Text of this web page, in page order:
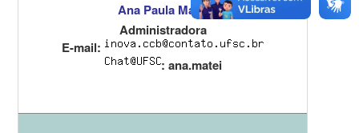
Ana Paula Matei
Administradora
E-mail:
: ana.matei